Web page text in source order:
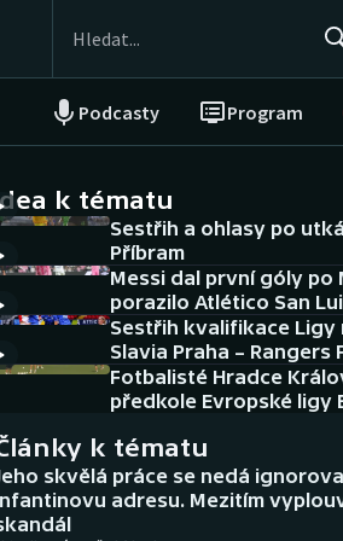
Podcasty Program
NEPŘEHLÉDNĚTE
Historické návraty
Aplikace ČT sport
AZ kvíz
k tématu
Sestřih a ohlasy po
Příbram
Messi dal první góly po
porazilo Atlético San
Sestřih kvalifikace Ligy
Slavia Praha – Rangers
Fotbalisté Hradce
předkole Evropské ligy
k tématu
skvělá práce se nedá
adresu. Mezitím